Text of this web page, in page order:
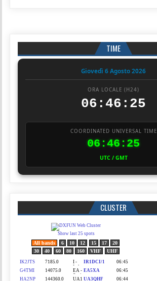
TIME
Giovedì 6 Agosto 2026
ORA LOCALE (H24)
06:46:25
COORDINATED UNIVERSAL TIME
06:46:25
UTC / GMT
CLUSTER